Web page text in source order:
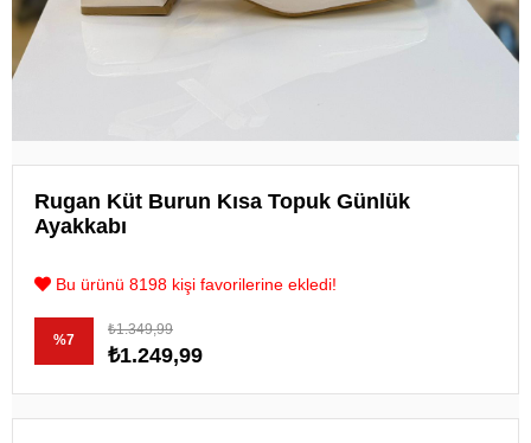
Rugan Küt Burun Kısa Topuk Günlük
Ayakkabı
Bu ürünü 8198 kişi favorilerine ekledi!
%7
İndirim
₺1.349,99
₺1.249,99